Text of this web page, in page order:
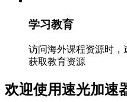
学习教育
访问海外课程资源时，
获取教育资源
欢迎使用速光加速